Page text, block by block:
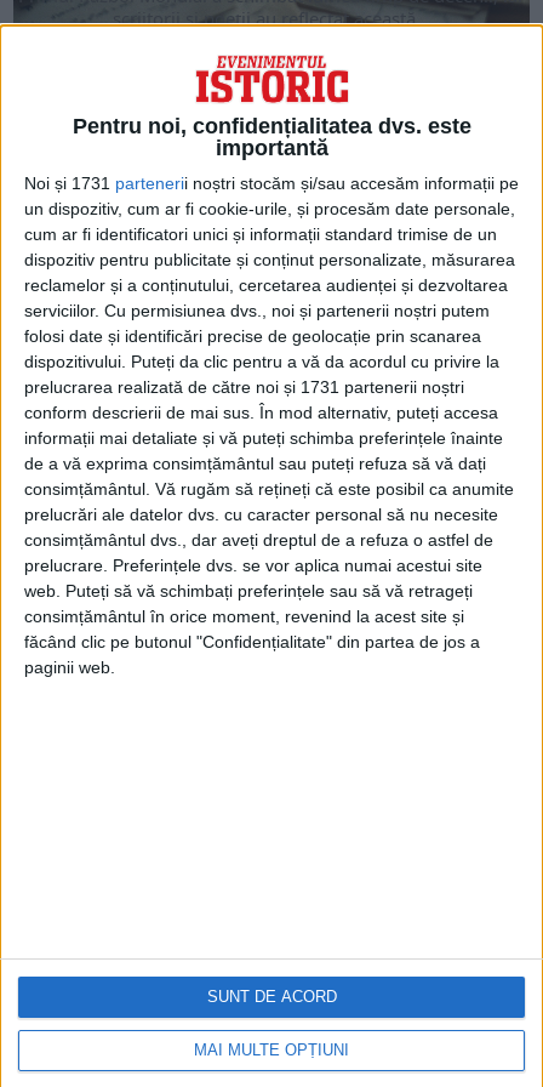
Pentru noi, confidențialitatea dvs. este
importantă
Noi și 1731 partenerii noștri stocăm și/sau accesăm informații pe
un dispozitiv, cum ar fi cookie-urile, și procesăm date personale,
cum ar fi identificatori unici și informații standard trimise de un
dispozitiv pentru publicitate și conținut personalizate, măsurarea
reclamelor și a conținutului, cercetarea audienței și dezvoltarea
serviciilor. Cu permisiunea dvs., noi și partenerii noștri putem
folosi date și identificări precise de geolocație prin scanarea
dispozitivului. Puteți da clic pentru a vă da acordul cu privire la
prelucrarea realizată de către noi și 1731 partenerii noștri
conform descrierii de mai sus. În mod alternativ, puteți accesa
informații mai detaliate și vă puteți schimba preferințele înainte
de a vă exprima consimțământul sau puteți refuza să vă dați
consimțământul. Vă rugăm să rețineți că este posibil ca anumite
prelucrări ale datelor dvs. cu caracter personal să nu necesite
consimțământul dvs., dar aveți dreptul de a refuza o astfel de
prelucrare. Preferințele dvs. se vor aplica numai acestui site
web. Puteți să vă schimbați preferințele sau să vă retrageți
consimțământul în orice moment, revenind la acest site și
făcând clic pe butonul "Confidențialitate" din partea de jos a
paginii web.
MAI MULTE OPȚIUNI
SUNT DE ACORD
scriitorii și poeții au reflectat această...
ARTICOLE ONLINE
Drama celor doi amici-poeți care s-au însurat cu aceeași
femeie. Unul moare de boli lumești, iar celălat o împușcă și
se sinucide
S-au cunoscut și împrietenit la Paris, în 1901, unde se aflau la
studii.
Doctorul Zilei
Infoactual
EVZ Comunicate